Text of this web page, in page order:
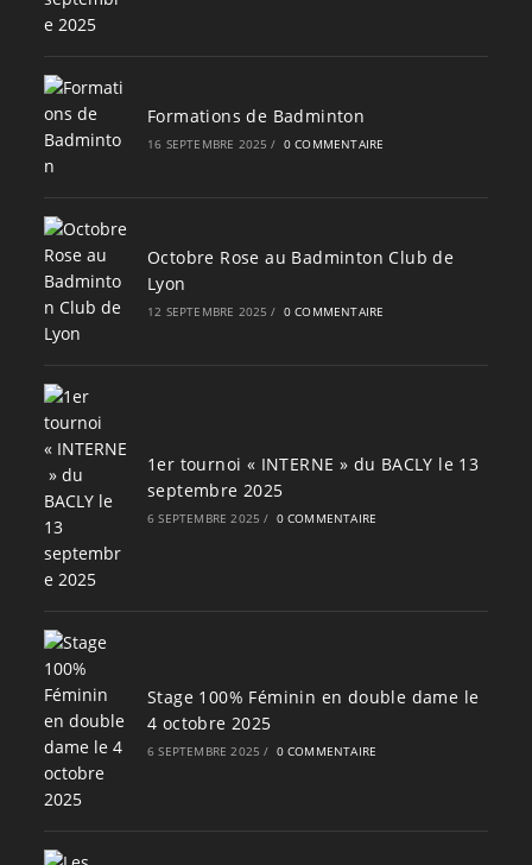
Formations de Badminton
16 SEPTEMBRE 2025 / 0 COMMENTAIRE
Octobre Rose au Badminton Club de
Lyon
12 SEPTEMBRE 2025 / 0 COMMENTAIRE
1er tournoi « INTERNE » du BACLY le 13
septembre 2025
6 SEPTEMBRE 2025 / 0 COMMENTAIRE
Stage 100% Féminin en double dame le
4 octobre 2025
6 SEPTEMBRE 2025 / 0 COMMENTAIRE